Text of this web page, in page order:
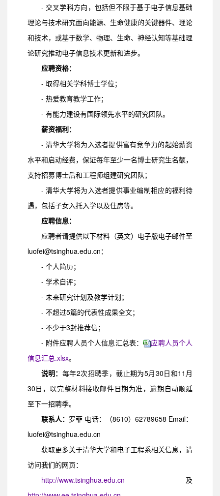
- 交叉学科方向，包括但不限于基于电子信息基础
理论与技术研究面向能源、生命健康的关键器件、理论
和技术，或基于数学、物理、生命、神经认知等基础理
论研究推动电子信息技术更新和进步。
应聘资格：
- 取得相关学科博士学位；
- 热爱教育教学工作；
- 有能力建设有国际领先水平的研究团队。
薪资福利：
- 清华大学将为入选者提供富有竞争力的起始薪资
水平和启动经费，保证每年至少一名博士研究生名额，
支持招募博士后和工程师组建研究团队；
- 清华大学将为入选者提供事业编制相应的福利待
遇，包括子女入托入学以及住房等。
应聘信息：
应聘者请提供以下材料（英文）电子版电子邮件至
luofei@tsinghua.edu.cn：
- 个人简历；
- 学术自评；
- 未来研究计划及教学计划；
- 不超过5篇的代表性成果全文；
- 不少于3封推荐信；
- 附件应聘人员个人信息汇总表：
应聘人员个人
信息汇总.xlsx。
说明： 每年2次招聘季，截止期为5月30日和11月
30日，以完整材料接收邮件日期为准，逾期自动顺延
至下一招聘季。
联系人： 罗菲 电话：（8610）62789658 Email：
luofei@tsinghua.edu.cn
获取更多关于清华大学和电子工程系相关信息，请
访问我们的网页：
http://www.tsinghua.edu.cn 及